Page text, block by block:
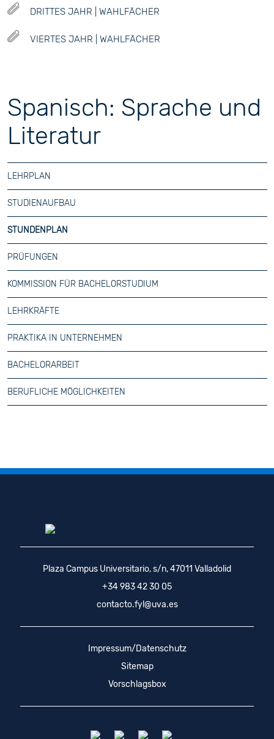
DRITTES JAHR | WAHLFÄCHER
VIERTES JAHR | WAHLFÄCHER
Spanisch: Sprache und
Literatur
LEHRPLAN
STUDIENAUFBAU
STUNDENPLAN
PRÜFUNGEN
KOMMISSION FÜR BACHELORSTUDIUM
LEHRKRÄFTE
PRAKTIKA IN UNTERNEHMEN
BACHELORARBEIT
BERUFLICHE MÖGLICHKEITEN
Plaza Campus Universitario, s/n, 47011 Valladolid
+34 983 42 30 05
contacto.fyl@uva.es
Impressum/Datenschutz
Sitemap
Vorschlagsbox